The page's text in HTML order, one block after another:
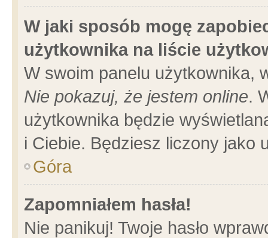
W jaki sposób mogę
użytkownika na liście
W swoim panelu użytkownika,
Nie pokazuj, że jestem online.
użytkownika będzie
i Ciebie. Będziesz liczony jako
Góra
Zapomniałem hasła!
Nie panikuj! Twoje hasło